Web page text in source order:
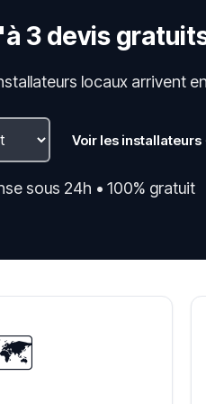
3 devis
locaux arrivent
Voir les
sous 24h • 100% gratuit